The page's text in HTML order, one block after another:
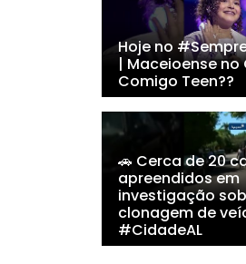
Hoje no
| Maceioense no
Comigo Teen??
🚗 Cerca de 20
apreendidos em
investigação
clonagem de
#CidadeAL